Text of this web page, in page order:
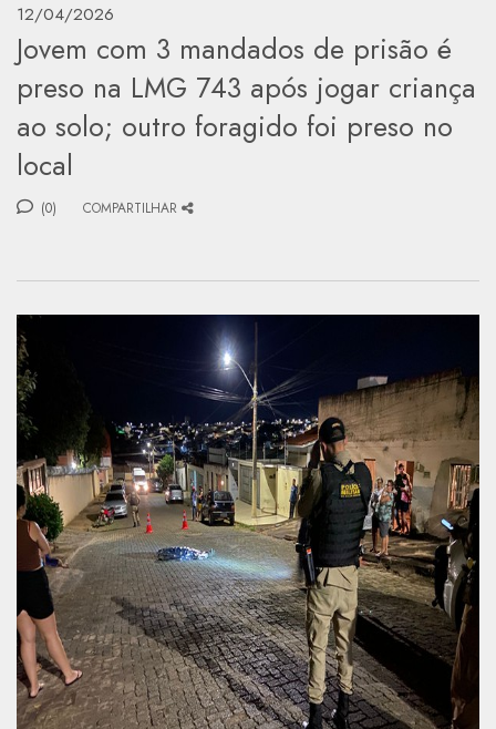
12/04/2026
Jovem com 3 mandados de prisão é
preso na LMG 743 após jogar criança
ao solo; outro foragido foi preso no
local
(0) COMPARTILHAR